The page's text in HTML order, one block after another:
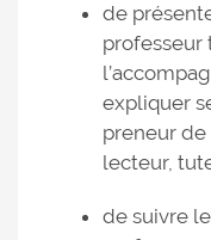
de
professeur
expliquer
preneur de
lecteur,
de suivre